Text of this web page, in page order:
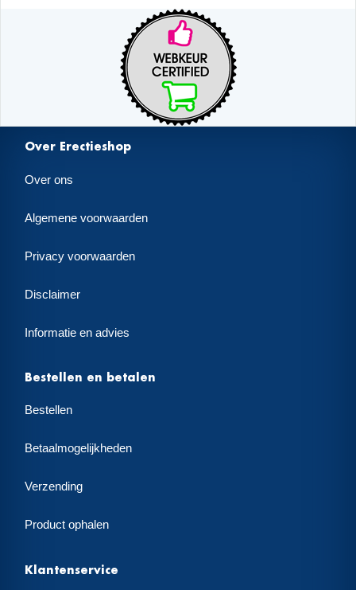
Over Erectieshop
Over ons
Algemene voorwaarden
Privacy voorwaarden
Disclaimer
Informatie en advies
Bestellen en betalen
Bestellen
Betaalmogelijkheden
Verzending
Product ophalen
Klantenservice